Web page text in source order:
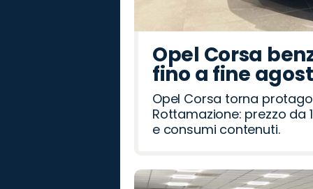
Opel Corsa
fino a fine
Opel Corsa torna
Rottamazione: prezzo da
e consumi contenuti.